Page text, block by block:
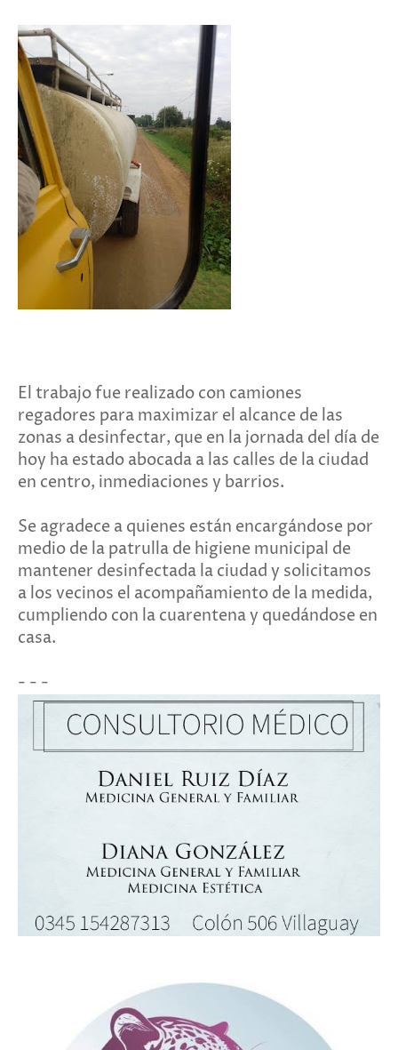
El trabajo fue realizado con camiones
regadores para maximizar el alcance de las
zonas a desinfectar, que en la jornada del día de
hoy ha estado abocada a las calles de la ciudad
en centro, inmediaciones y barrios.
Se agradece a quienes están encargándose por
medio de la patrulla de higiene municipal de
mantener desinfectada la ciudad y solicitamos
a los vecinos el acompañamiento de la medida,
cumpliendo con la cuarentena y quedándose en
casa.
- - -